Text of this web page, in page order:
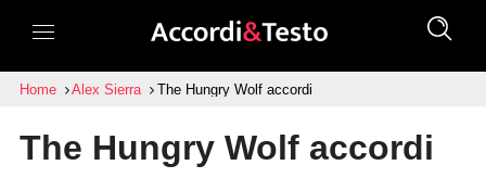
Home Alex Sierra The Hungry Wolf accordi
The Hungry Wolf accordi